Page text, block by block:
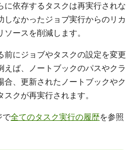
に依存するタスクは再実行されな
しなかったジョブ実行からのリカ
ースを削減します。
前にジョブやタスクの設定を変更
えば、ノートブックのパスやクラ
合、更新されたノートブックやク
クが再実行されます。
で全てのタスク実行の履歴を参照